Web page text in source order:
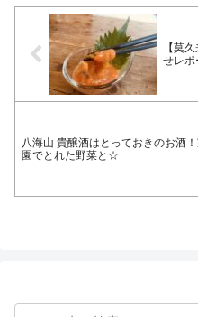
【莫
せレポ
八海山 貴醸酒はとっておきのお酒
園でとれた野菜と☆